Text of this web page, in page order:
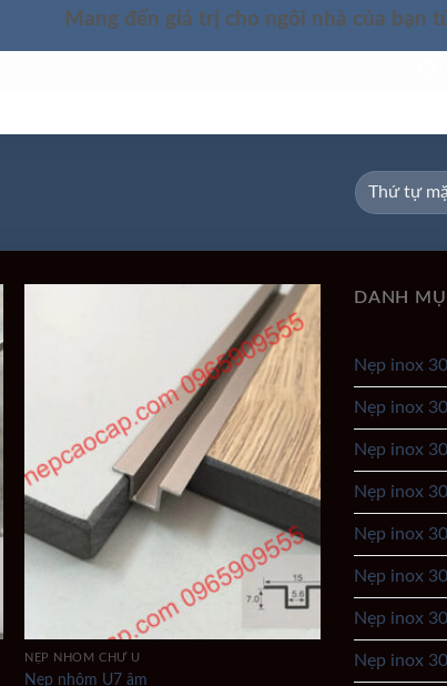
Mang đến giá trị cho ngôi nhà của bạn
NẸP NHÔM CHỮ U
Nẹp nhôm U7 âm
DANH
Nẹp inox
Nẹp inox
Nẹp inox
Nẹp inox
Nẹp inox
Nẹp inox
Nẹp inox
Nẹp inox